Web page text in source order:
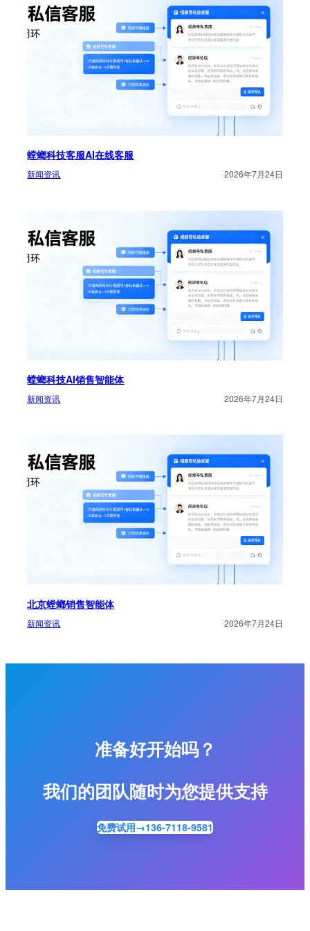
螳螂科技客服AI在线客服
新闻资讯 2026年7月24日
螳螂科技AI销售智能体
新闻资讯 2026年7月24日
北京螳螂销售智能体
新闻资讯 2026年7月24日
准备好开始吗？
我们的团队随时为您提供支持
免费试用→136-7118-9581